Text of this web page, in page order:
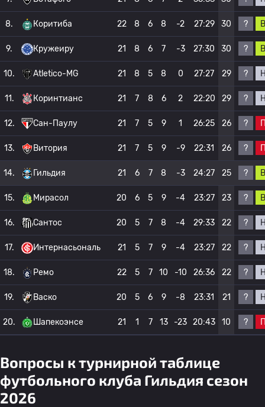
8. Коритиба 22 8 6 8 -2 27:29 30 ? В
9. Кружеиру 21 8 6 7 -3 27:30 30 ? В
10. Atletico-MG 21 8 5 8 0 27:27 29 ?
11. Коринтианс 21 7 8 6 2 22:20 29 ?
12. Сан-Паулу 21 7 5 9 1 26:25 26 ?
13. Витория 21 7 5 9 -9 22:31 26 ?
14. Гильдия 21 6 7 8 -3 24:27 25 ? В
15. Мирасол 20 6 5 9 -4 23:27 23 ? В
16. Сантос 20 5 7 8 -4 29:33 22 ?
17. Интернасьональ 21 5 7 9 -4 23:27 22 ?
18. Ремо 22 5 7 10 -10 26:36 22 ?
19. Васко 20 5 6 9 -8 23:31 21 ?
20. Шапекоэнсе 21 1 7 13 -23 20:43 10 ?
Вопросы к турнирной таблице
футбольного клуба Гильдия сезон
2026